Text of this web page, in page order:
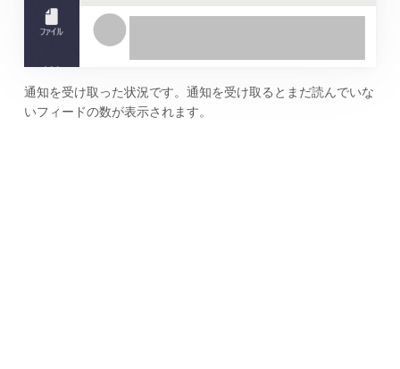
通知を受け取った状況です。通知を受け取るとまだ読んでいな
いフィードの数が表示されます。